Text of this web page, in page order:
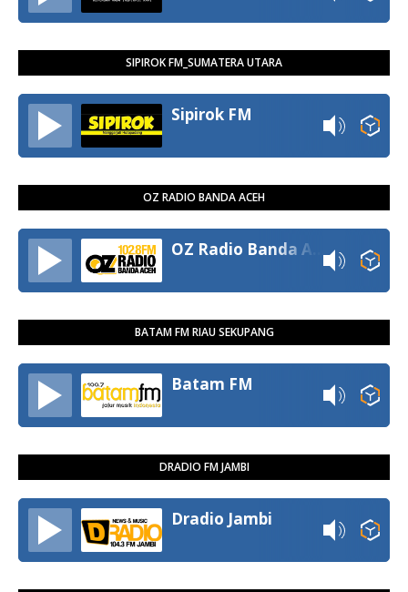
SIPIROK FM_SUMATERA UTARA
Sipirok FM
OZ RADIO BANDA ACEH
BATAM FM RIAU SEKUPANG
Batam FM
DRADIO FM JAMBI
Dradio Jambi